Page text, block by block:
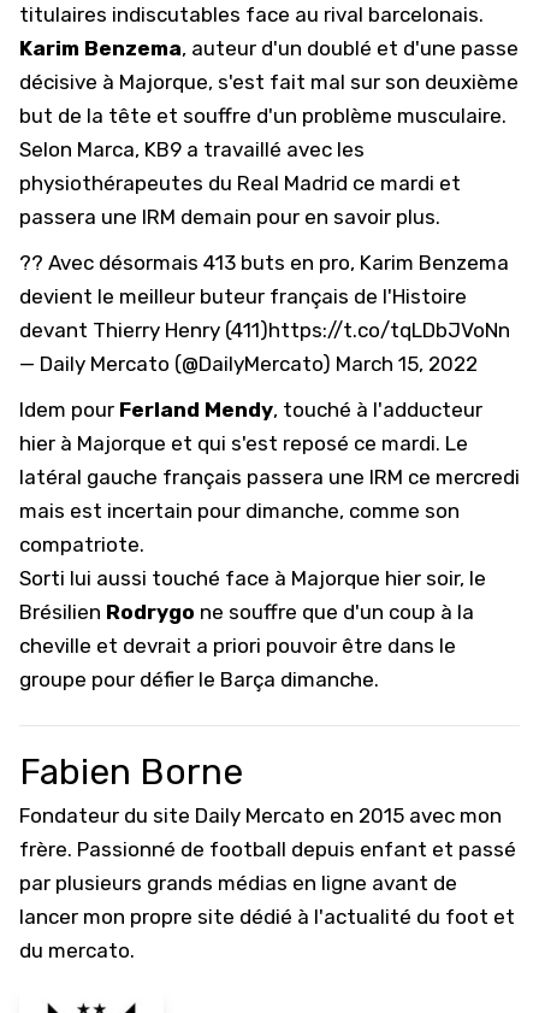
titulaires indiscutables face au rival barcelonais.
Karim Benzema, auteur d'un doublé et d'une passe
décisive à Majorque, s'est fait mal sur son deuxième
but de la tête et souffre d'un problème musculaire.
Selon Marca, KB9 a travaillé avec les
physiothérapeutes du Real Madrid ce mardi et
passera une IRM demain pour en savoir plus.
?? Avec désormais 413 buts en pro, Karim Benzema
devient le meilleur buteur français de l'Histoire
devant Thierry Henry (411)https://t.co/tqLDbJVoNn
— Daily Mercato (@DailyMercato) March 15, 2022
Idem pour Ferland Mendy, touché à l'adducteur
hier à Majorque et qui s'est reposé ce mardi. Le
latéral gauche français passera une IRM ce mercredi
mais est incertain pour dimanche, comme son
compatriote.
Sorti lui aussi touché face à Majorque hier soir, le
Brésilien Rodrygo ne souffre que d'un coup à la
cheville et devrait a priori pouvoir être dans le
groupe pour défier le Barça dimanche.
Fabien Borne
Fondateur du site Daily Mercato en 2015 avec mon
frère. Passionné de football depuis enfant et passé
par plusieurs grands médias en ligne avant de
lancer mon propre site dédié à l'actualité du foot et
du mercato.